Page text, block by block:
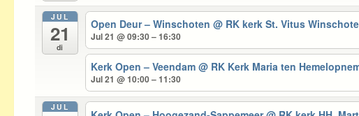
JUL
21
di
Open Deur – Winschoten@ RK kerk St. Vitus
Jul 21 @ 09:30 – 16:30
Kerk Open – Veendam@ RK Kerk Maria ten
Jul 21 @ 10:00 – 11:30
JUL